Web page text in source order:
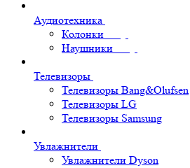
Аудиотехника
Колонки
Наушники
Телевизоры
Телевизоры Bang&Olufsen
Телевизоры LG
Телевизоры Samsung
Увлажнители
Увлажнители Dyson